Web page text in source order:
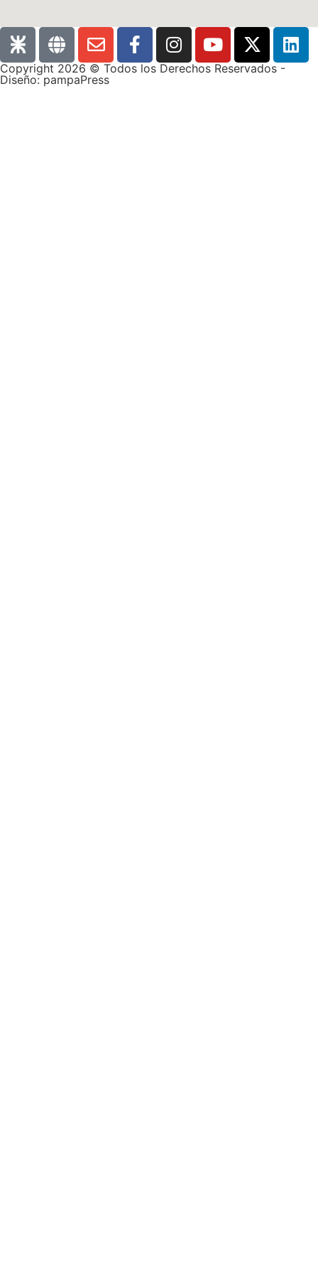
Copyright 2026 © Todos los Derechos Reservados -
Diseño: pampaPress